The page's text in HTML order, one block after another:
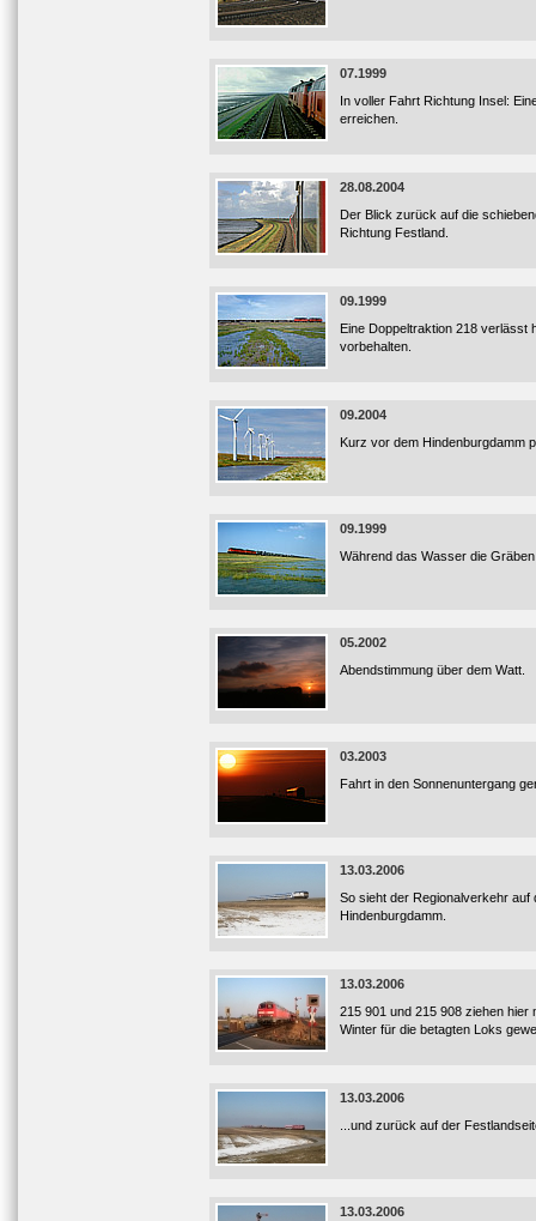
07.1999
In voller Fahrt Richtung Insel:
erreichen.
28.08.2004
Der Blick zurück auf die
Richtung Festland.
09.1999
Eine Doppeltraktion 218 verlässt
vorbehalten.
09.2004
Kurz vor dem Hindenburgdamm
09.1999
Während das Wasser die
05.2002
Abendstimmung über dem Watt.
03.2003
Fahrt in den Sonnenuntergang
13.03.2006
So sieht der Regionalverkehr
Hindenburgdamm.
13.03.2006
215 901 und 215 908 ziehen hier
Winter für die betagten Loks
13.03.2006
...und zurück auf der
13.03.2006